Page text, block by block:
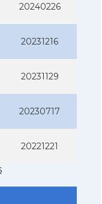
20240226
20231216
20231129
20230717
20221221